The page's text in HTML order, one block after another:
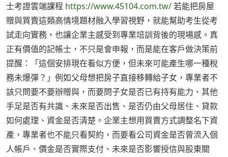
士考證雲端課程 https://www.45104.com.tw/若能把房屋
贈與買賣這類高情境題材融入學習視野，就能幫助考生從考
試走向實務，也讓企業主感受到專業培訓背後的現場感。真
正有價值的記帳士，不只是會申報，而是能在客戶做決策前
提醒：「這個安排現在看似方便，但未來可能產生哪一種稅
務未爆彈？」例如父母想把房子直接移轉給子女，專業者不
該只問要不要辦贈與，而要問子女是否已有持有能力、其他
手足是否有共識、未來是否出售、是否仍由父母居住、貸款
如何處理、資金是否清楚。企業主想用買賣方式調整名下資
產，專業者也不能只看契約，而要看公司資金是否曾流入個
人帳戶、價金是否實際支付、未來是否影響授信與股東關